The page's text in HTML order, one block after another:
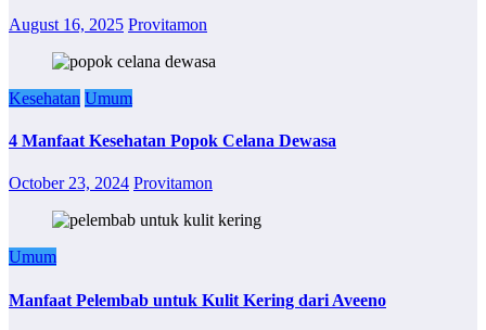
August 16, 2025 Provitamon
Kesehatan Umum
4 Manfaat Kesehatan Popok Celana Dewasa
October 23, 2024 Provitamon
Umum
Manfaat Pelembab untuk Kulit Kering dari Aveeno